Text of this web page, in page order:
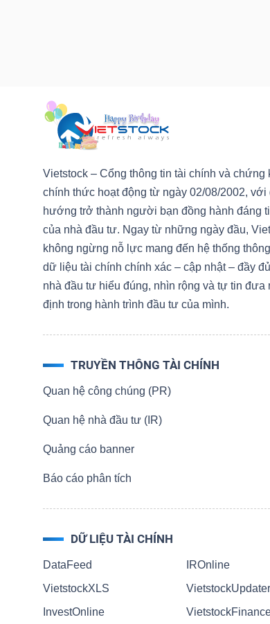
Vietstock – Cổng thông tin tài chính và chứng
chính thức hoạt động từ ngày 02/08/2002, với
hướng trở thành người bạn đồng hành đáng
của nhà đầu tư. Ngay từ những ngày đầu,
không ngừng nỗ lực mang đến hệ thống
dữ liệu tài chính chính xác – cập nhật – đầy
nhà đầu tư hiểu đúng, nhìn rộng và tự tin đưa
định trong hành trình đầu tư của mình.
TRUYỀN THÔNG TÀI CHÍNH
Quan hệ công chúng (PR)
Quan hệ nhà đầu tư (IR)
Quảng cáo banner
Báo cáo phân tích
DỮ LIỆU TÀI CHÍNH
DataFeed
VietstockXLS
InvestOnline
IROnline
VietstockUpdater
THẾ
GIỚI
ĐÔNG
DƯƠNG
CHÍNH
VIETSTOCKFINANCE